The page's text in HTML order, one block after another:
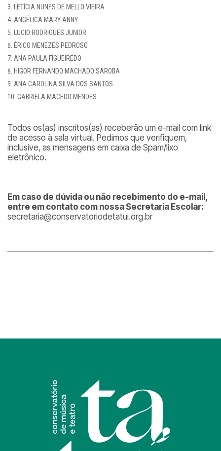
LETÍCIA NUNES DE MELLO VIEIRA
ANGÉLICA MARY ANNY
LUCIO RODRIGUES JUNIOR
ÉRICO MENEZES PEDROSO
ANA PAULA FIGUEIREDO
HIGOR FERNANDO MACHADO SAROBA
ANA CAROLINA SILVA DOS SANTOS
GABRIELA MACEDO MENDES
Todos os(as) inscritos(as) receberão um e-mail com link
de acesso à sala virtual. Pedimos que verifiquem,
inclusive, as mensagens em caixa de Spam/lixo
eletrônico.
Em caso de dúvida ou não recebimento do e-mail,
entre em contato com nossa Secretaria Escolar:
secretaria@conservatoriodetatui.org.br